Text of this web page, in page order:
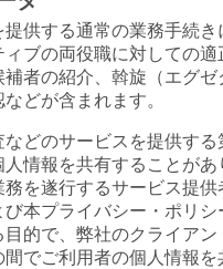
供する通常の業務手続
ブの両役職に対しての
者の紹介、斡旋（エグ
どが含まれます。
どのサービスを提供す
情報を共有することが
を遂行するサービス提
本プライバシー・ポリ
的で、弊社のクライア
でご利用者の個人情報を